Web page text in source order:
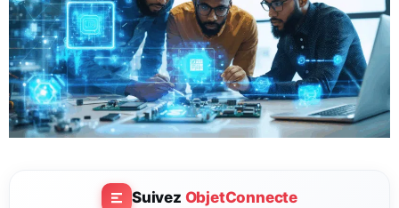
Suivez ObjetConnecte